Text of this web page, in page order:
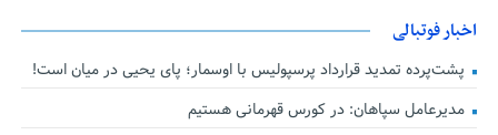
اخبار فوتبالی
پشت‌پرده تمدید قرارداد پرسپولیس با اوسمار؛ پای یحیی در میان است!
مدیرعامل سپاهان: در کورس قهرمانی هستیم